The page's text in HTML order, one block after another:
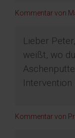
Kommentar von
Lieber
weißt, wo
Intervention
Kommentar von